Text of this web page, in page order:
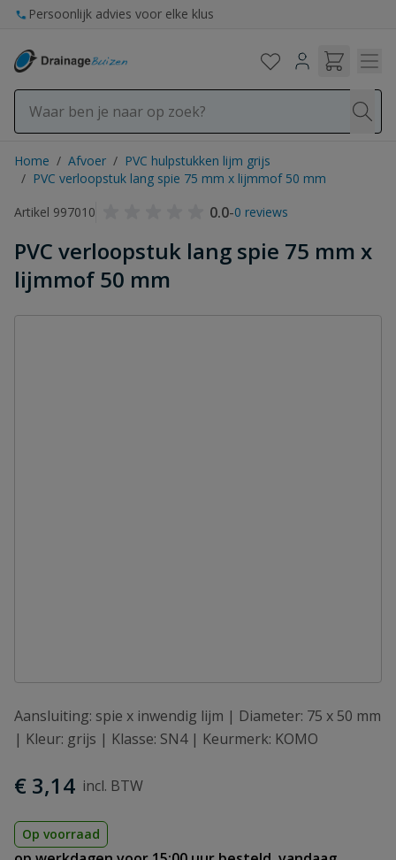
Ga naar de inhoud
Persoonlijk advies voor elke klus
Home / Afvoer / PVC hulpstukken lijm grijs
/ PVC verloopstuk lang spie 75 mm x lijmmof 50 mm
Artikel 997010
0.0-0 reviews
PVC verloopstuk lang spie 75 mm x
lijmmof 50 mm
Aansluiting: spie x inwendig lijm | Diameter: 75 x 50 mm
| Kleur: grijs | Klasse: SN4 | Keurmerk: KOMO
€ 3,14
Op voorraad